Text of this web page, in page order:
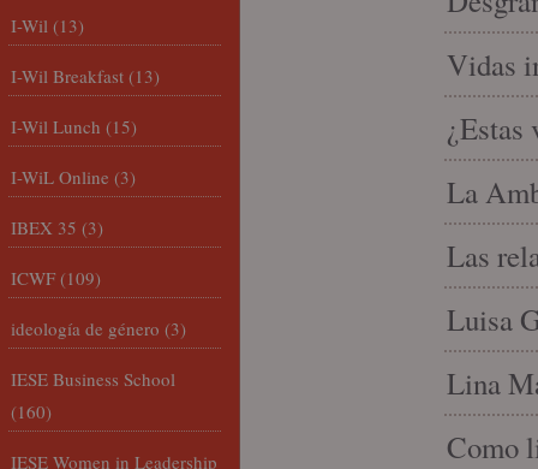
Vidas
¿Estas
La
Las
Luisa
Lina
Como
I-Wil (13)
I-Wil Breakfast (13)
I-Wil Lunch (15)
I-WiL Online (3)
IBEX 35 (3)
ICWF (109)
ideología de género (3)
IESE Business School
(160)
IESE Women in Leadership